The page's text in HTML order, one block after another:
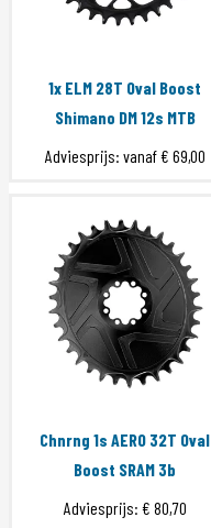
1x ELM 28T Oval Boost
Shimano DM 12s MTB
Adviesprijs: vanaf€ 69,00
Chnrng 1s AERO 32T Oval
Boost SRAM 3b
Adviesprijs: € 80,70